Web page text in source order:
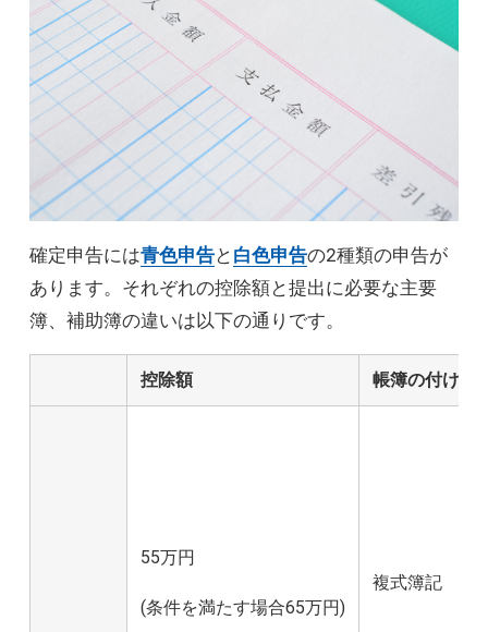
確定申告には青色申告と 白色申告の2種類の申告が
あります。それぞれの控除額と提出に必要な主要
簿、補助簿の違いは以下の通りです。
控除額 帳簿の付け方
55万円
(条件を満たす場合65万円)
複式簿記